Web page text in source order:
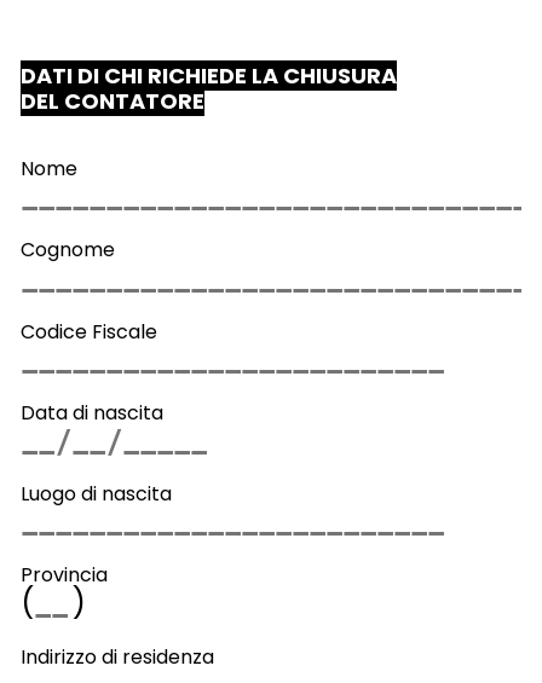
DATI DI CHI RICHIEDE LA CHIUSURA
DEL CONTATORE
Nome
Cognome
Codice Fiscale
Data di nascita
Luogo di nascita
Provincia
( )
Indirizzo di residenza